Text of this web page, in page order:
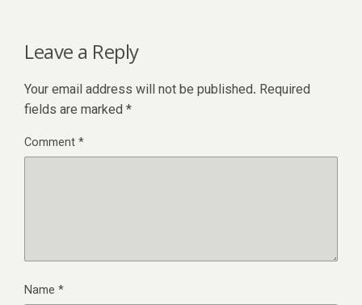
Leave a Reply
Your email address will not be published. Required
fields are marked *
Comment*
Name *